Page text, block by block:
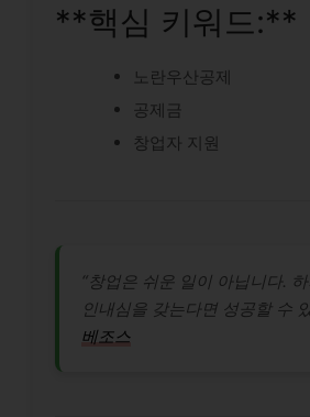
**핵심 키워드:**
노란우산공제
공제금
창업자 지원
“창업은 쉬운 일이 아닙니다.
인내심을 갖는다면 성공할 수
베조스